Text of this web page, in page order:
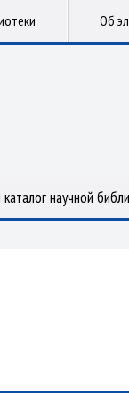
Об
научной